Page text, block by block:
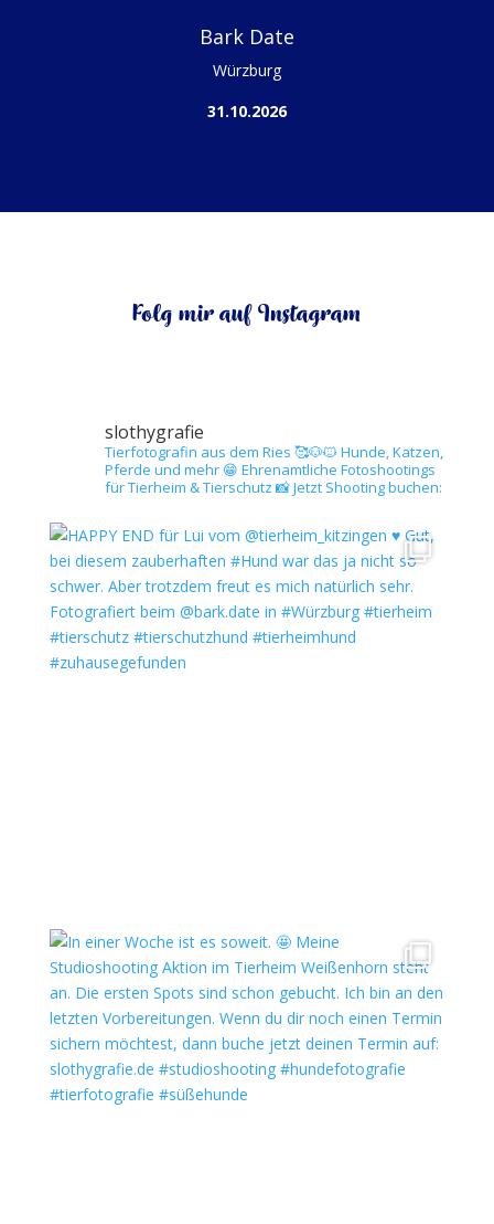
Bark Date
Würzburg
31.10.2026
Folg mir auf Instagram
slothygrafie
Tierfotografin aus dem Ries 🥰🐶🐱Hunde, Katzen,
Pferde und mehr 😁 Ehrenamtliche Fotoshootings
für Tierheim & Tierschutz 📸Jetzt Shooting buchen: